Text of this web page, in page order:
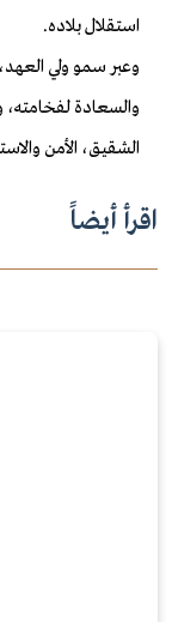
استقلال بلاده.
وعبر سمو ولي
والسعادة
الشقيق، الأمن
اقرأ أيضاً